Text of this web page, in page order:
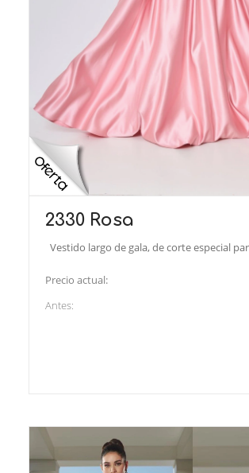
2330 Rosa
Vestido largo de gala, de corte especial
Precio actual:
Antes: